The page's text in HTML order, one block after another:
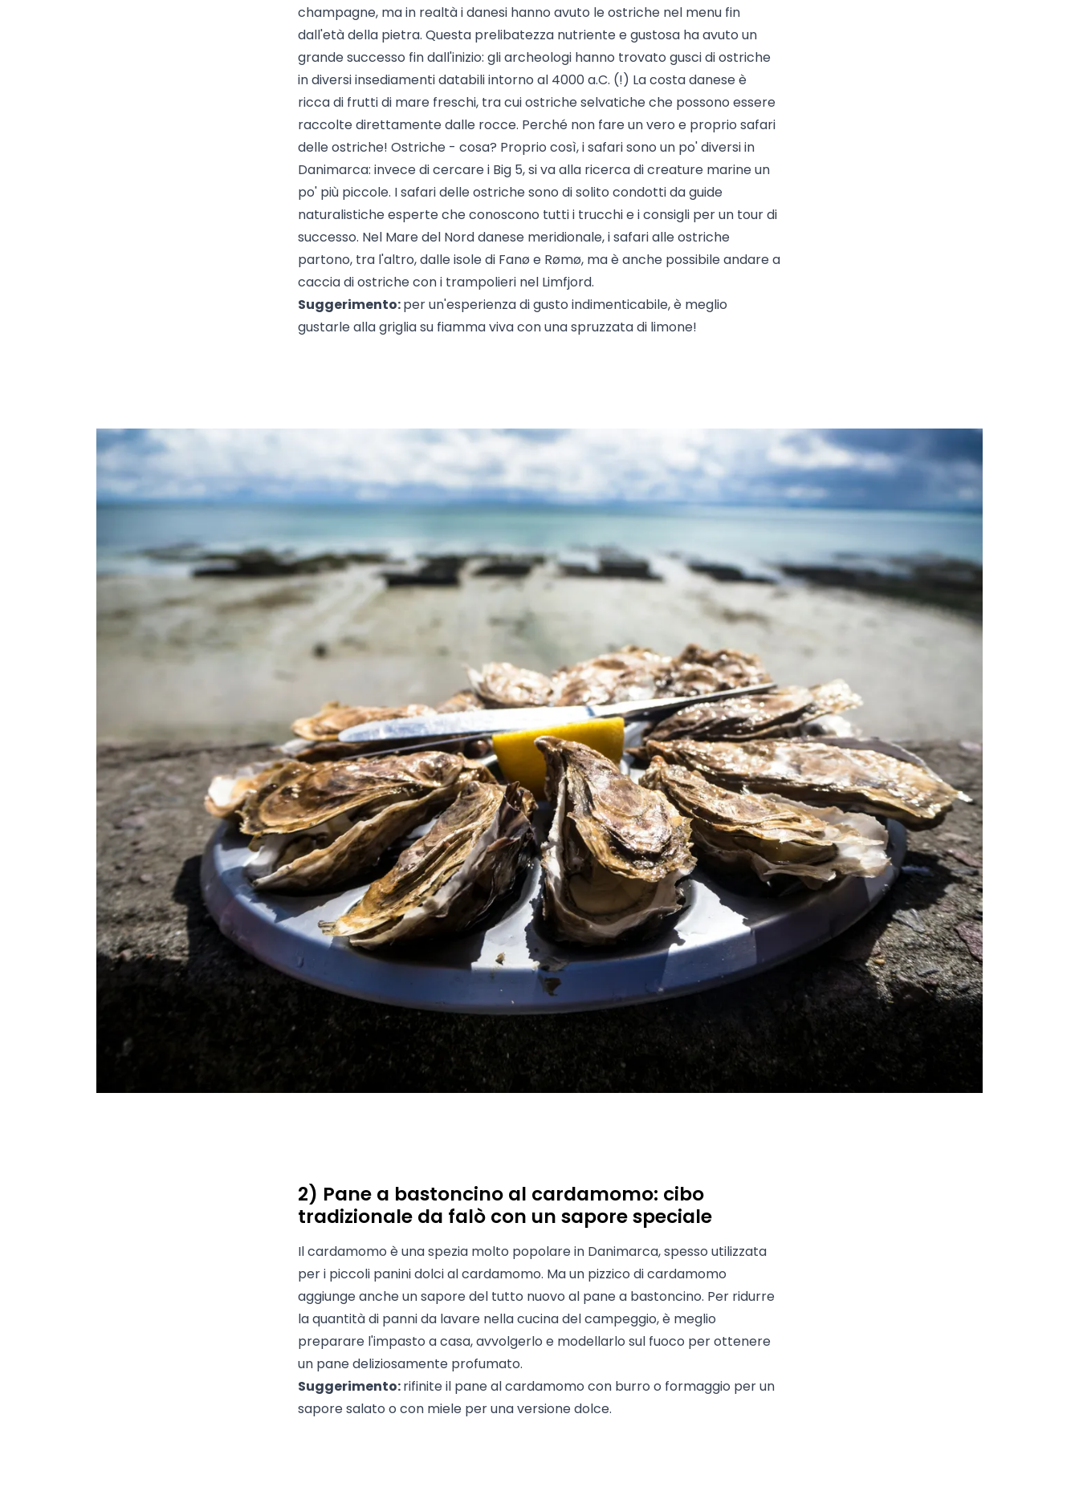
champagne, ma in realtà i danesi hanno avuto le ostriche nel menu fin
dall'età della pietra. Questa prelibatezza nutriente e gustosa ha avuto un
grande successo fin dall'inizio: gli archeologi hanno trovato gusci di ostriche
in diversi insediamenti databili intorno al 4000 a.C. (!) La costa danese è
ricca di frutti di mare freschi, tra cui ostriche selvatiche che possono essere
raccolte direttamente dalle rocce. Perché non fare un vero e proprio safari
delle ostriche! Ostriche - cosa? Proprio così, i safari sono un po' diversi in
Danimarca: invece di cercare i Big 5, si va alla ricerca di creature marine un
po' più piccole. I safari delle ostriche sono di solito condotti da guide
naturalistiche esperte che conoscono tutti i trucchi e i consigli per un tour di
successo. Nel Mare del Nord danese meridionale, i safari alle ostriche
partono, tra l'altro, dalle isole di Fanø e Rømø, ma è anche possibile andare a
caccia di ostriche con i trampolieri nel Limfjord.
Suggerimento:per un'esperienza di gusto indimenticabile, è meglio
gustarle alla griglia su fiamma viva con una spruzzata di limone!
2) Pane a bastoncino al cardamomo: cibo
tradizionale da falò con un sapore speciale
Il cardamomo è una spezia molto popolare in Danimarca, spesso utilizzata
per i piccoli panini dolci al cardamomo. Ma un pizzico di cardamomo
aggiunge anche un sapore del tutto nuovo al pane a bastoncino. Per ridurre
la quantità di panni da lavare nella cucina del campeggio, è meglio
preparare l'impasto a casa, avvolgerlo e modellarlo sul fuoco per ottenere
un pane deliziosamente profumato.
Suggerimento:rifinite il pane al cardamomo con burro o formaggio per un
sapore salato o con miele per una versione dolce.